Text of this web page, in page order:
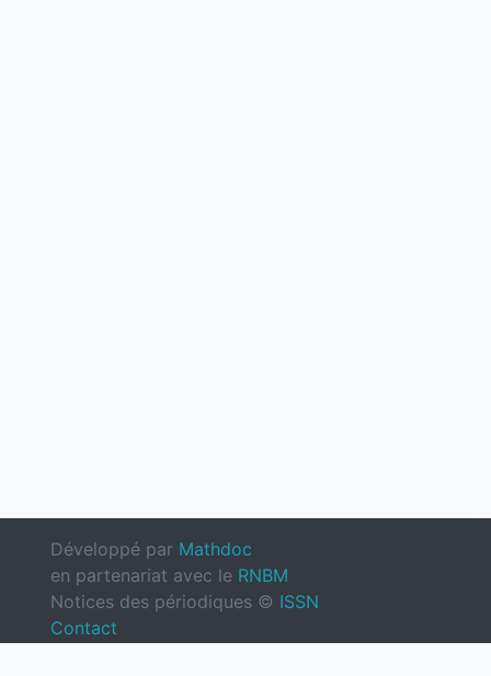
Développé par Mathdoc
en partenariat avec le RNBM
Notices des périodiques © ISSN
Contact